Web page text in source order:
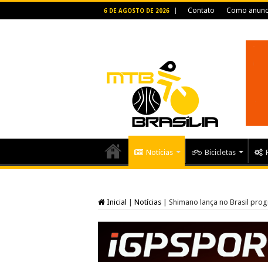
6 DE AGOSTO DE 2026 Contato Como
Notícias Bicicletas
Inicial Notícias Shimano lança no Brasil